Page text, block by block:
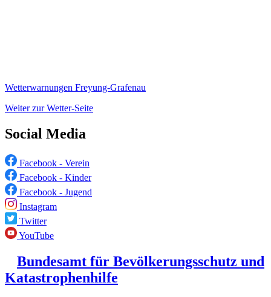
Wetterwarnungen Freyung-Grafenau
Weiter zur Wetter-Seite
Social Media
Facebook - Verein
Facebook - Kinder
Facebook - Jugend
Instagram
Twitter
YouTube
Bundesamt für Bevölkerungsschutz und
Katastrophenhilfe